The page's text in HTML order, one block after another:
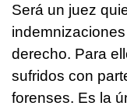
Será un juez
derecho. Para
sufridos con
forenses. Es la